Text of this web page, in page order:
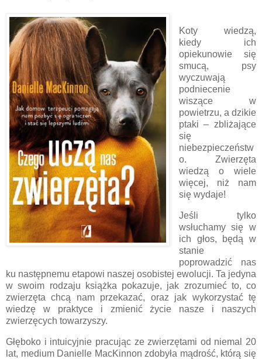
Koty wiedzą,
kiedy ich
opiekunowie się
smucą, psy
wyczuwają
podniecenie
wiszące w
powietrzu, a dzikie
ptaki – zbliżające
się
niebezpieczeństw
o. Zwierzęta
wiedzą o wiele
więcej, niż nam
się wydaje!
Jeśli tylko
wsłuchamy się w
ich głos, będą w
stanie
poprowadzić nas
ku następnemu etapowi naszej osobistej ewolucji. Ta jedyna
w swoim rodzaju książka pokazuje, jak zrozumieć to, co
zwierzęta chcą nam przekazać, oraz jak wykorzystać tę
wiedzę w praktyce i zmienić życie nasze i naszych
zwierzęcych towarzyszy.
Głęboko i intuicyjnie pracując ze zwierzętami od niemal 20
lat, medium Danielle MacKinnon zdobyła mądrość, którą się